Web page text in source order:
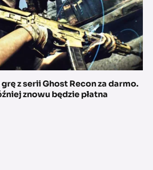
z serii Ghost Recon za darmo.
znowu będzie płatna